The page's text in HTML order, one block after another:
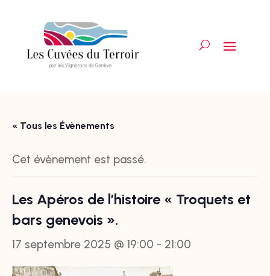
« Tous les Évènements
Cet évènement est passé.
Les Apéros de l’histoire « Troquets et
bars genevois ».
17 septembre 2025 @ 19:00 - 21:00